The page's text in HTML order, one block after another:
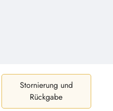
Stornierung und
Rückgabe